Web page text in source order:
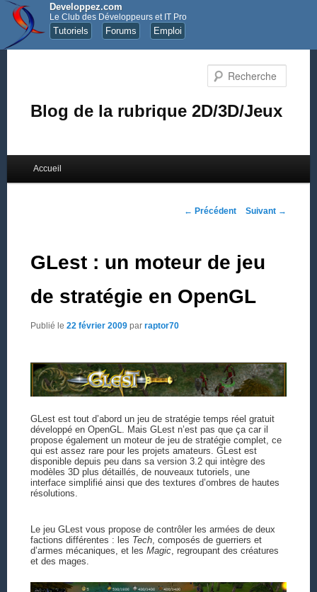
Developpez.com
Le Club des Développeurs et IT Pro
Tutoriels Forums Emploi
Blog de la rubrique 2D/3D/Jeux
Aller au contenu principal
Aller au contenu secondaire
Accueil
Navigation des articles
← Précédent Suivant →
GLest : un moteur de jeu
de stratégie en OpenGL
Publié le 22 février 2009 par raptor70
GLest est tout d’abord un jeu de stratégie temps réel gratuit
développé en OpenGL. Mais GLest n’est pas que ça car il
propose également un moteur de jeu de stratégie complet, ce
qui est assez rare pour les projets amateurs. GLest est
disponible depuis peu dans sa version 3.2 qui intègre des
modèles 3D plus détaillés, de nouveaux tutoriels, une
interface simplifié ainsi que des textures d’ombres de hautes
résolutions.
Le jeu GLest vous propose de contrôler les armées de deux
factions différentes : les Tech, composés de guerriers et
d’armes mécaniques, et les Magic, regroupant des créatures
et des mages.